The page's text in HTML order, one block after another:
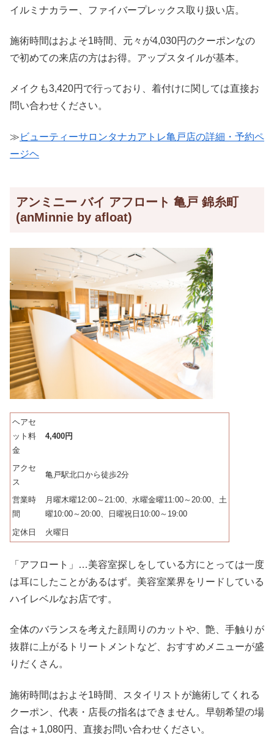
イルミナカラー、ファイバープレックス取り扱い店。
施術時間はおよそ1時間、元々が4,030円のクーポンなの
で初めての来店の方はお得。アップスタイルが基本。
メイクも3,420円で行っており、着付けに関しては直接お
問い合わせください。
≫ ビューティーサロンタナカアトレ亀戸店の詳細・予約ペ
ージヘ
アンミニー バイ アフロート 亀戸 錦糸町
(anMinnie by afloat)
ヘアセ
ット料
金
4,400円
アクセ
ス
亀戸駅北口から徒歩2分
営業時
間
月曜木曜12:00～21:00、水曜金曜11:00～20:00、土
曜10:00～20:00、日曜祝日10:00～19:00
定休日
火曜日
「アフロート」…美容室探しをしている方にとっては一度
は耳にしたことがあるはず。美容室業界をリードしている
ハイレベルなお店です。
全体のバランスを考えた顔周りのカットや、艶、手触りが
抜群に上がるトリートメントなど、おすすめメニューが盛
りだくさん。
施術時間はおよそ1時間、スタイリストが施術してくれる
クーポン、代表・店長の指名はできません。早朝希望の場
合は＋1,080円、直接お問い合わせください。